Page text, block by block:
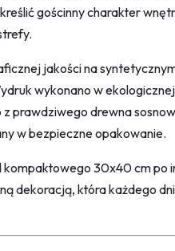
gościnny charakter
jakości na
wykonano w
prawdziwego drewna
w bezpieczne opakowanie.
kompaktowego 30x40 cm po
dekoracją, która każdego